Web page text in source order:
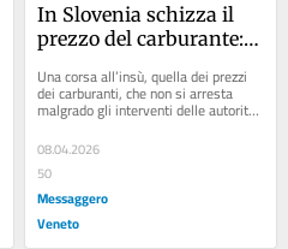
In Slovenia schizza il
prezzo del carburante:
il miraggio dei pieni
low-cost oltre confine
Una corsa all’insù, quella dei prezzi
dei carburanti, che non si arresta
malgrado gli interventi delle autorità.
È lo scenario che si vede anche...
08.04.2026
50
Messaggero
Veneto